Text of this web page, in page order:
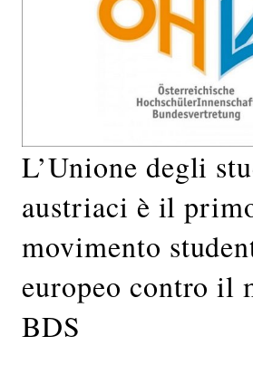
L’Unione degli
austriaci è il
movimento
europeo contro il
BDS